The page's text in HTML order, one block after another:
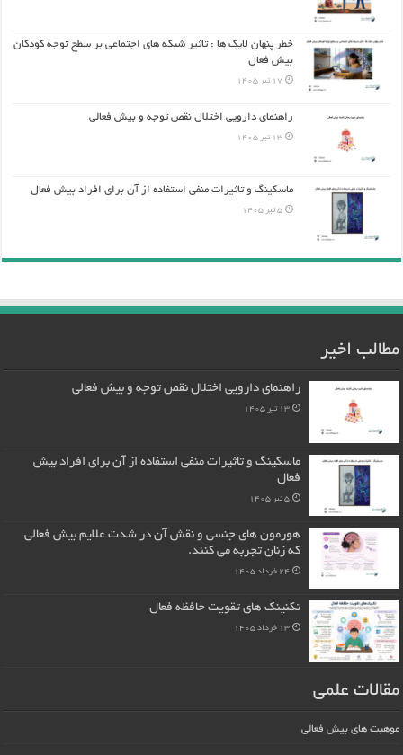
خطر پنهان لایک ها : تاثیر شبکه های اجتماعی بر سطح توجه کودکان
بیش فعال
17 تیر 1405
راهنمای دارویی اختلال نقص توجه و بیش فعالی
13 تیر 1405
ماسکینگ و تاثیرات منفی استفاده از آن برای افراد بیش فعال
5 تیر 1405
مطالب اخیر
راهنمای دارویی اختلال نقص توجه و بیش فعالی
13 تیر 1405
ماسکینگ و تاثیرات منفی استفاده از آن برای افراد بیش
فعال
5 تیر 1405
هورمون های جنسی و نقش آن در شدت علایم بیش فعالی
که زنان تجربه می کنند.
24 خرداد 1405
تکنینک های تقویت حافظه فعال
13 خرداد 1405
مقالات علمی
موهبت های بیش فعالی